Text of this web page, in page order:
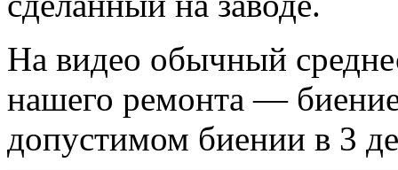
На видео обычный
нашего ремонта —
допустимом биении в 3